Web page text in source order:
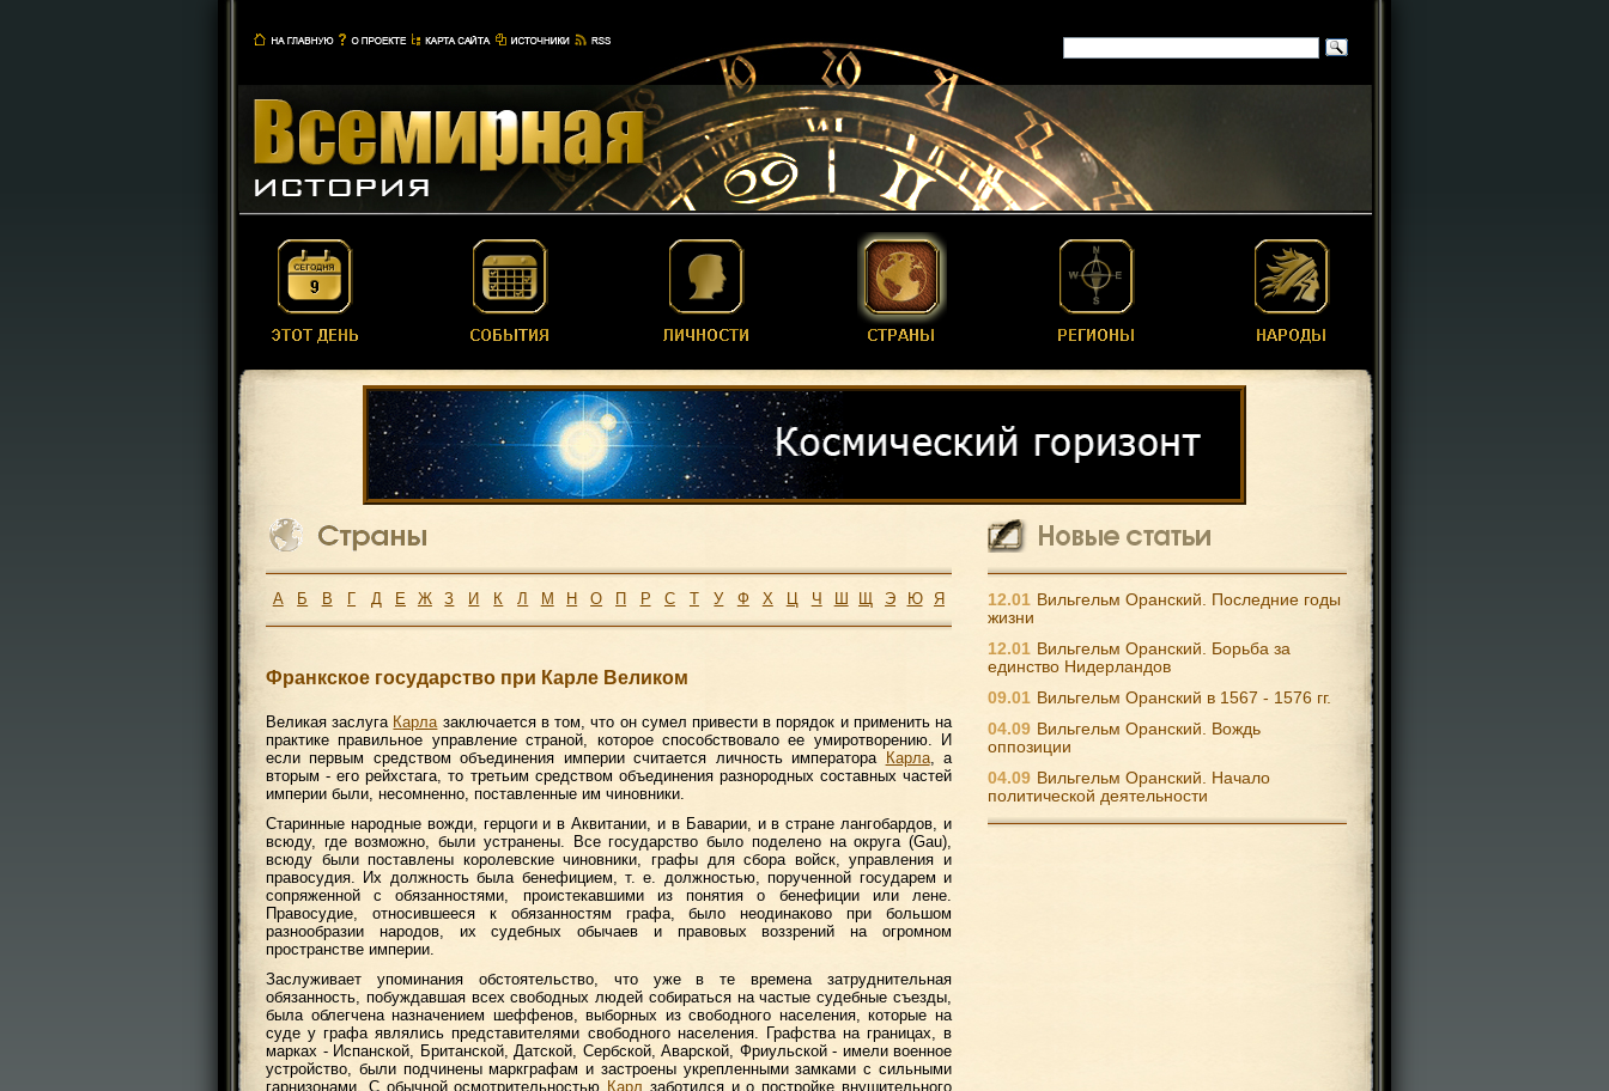
А Б В Г Д Е Ж З И К Л М Н О П Р С Т У Ф Х Ц Ч Ш Щ Э Ю Я
Франкское государство при Карле Великом
Великая заслуга Карлазаключается в том, что он сумел привести в порядок и применить на
практике правильное управление страной, которое способствовало ее умиротворению. И
если первым средством объединения империи считается личность императора Карла, а
вторым - его рейхстага, то третьим средством объединения разнородных составных частей
империи были, несомненно, поставленные им чиновники.
Старинные народные вожди, герцоги и в Аквитании, и в Баварии, и в стране лангобардов, и
всюду, где возможно, были устранены. Все государство было поделено на округа (Gau),
всюду были поставлены королевские чиновники, графы для сбора войск, управления и
правосудия. Их должность была бенефицием, т. е. должностью, порученной государем и
сопряженной с обязанностями, проистекавшими из понятия о бенефиции или лене.
Правосудие, относившееся к обязанностям графа, было неодинаково при большом
разнообразии народов, их судебных обычаев и правовых воззрений на огромном
пространстве империи.
Заслуживает упоминания обстоятельство, что уже в те времена затруднительная
обязанность, побуждавшая всех свободных людей собираться на частые судебные съезды,
была облегчена назначением шеффенов, выборных из свободного населения, которые на
суде у графа являлись представителями свободного населения. Графства на границах, в
марках - Испанской, Британской, Датской, Сербской, Аварской, Фриульской - имели военное
устройство, были подчинены маркграфам и застроены укрепленными замками с сильными
гарнизонами. С обычной осмотрительностью Карл заботился и о постройке внушительного
12.01 Вильгельм Оранский. Последние годы
жизни
12.01 Вильгельм Оранский. Борьба за
единство Нидерландов
09.01 Вильгельм Оранский в 1567 - 1576 гг.
04.09 Вильгельм Оранский. Вождь
оппозиции
04.09 Вильгельм Оранский. Начало
политической деятельности